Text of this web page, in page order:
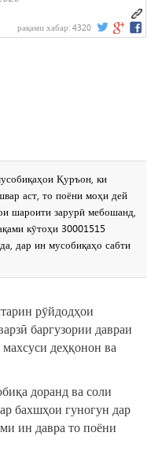
рақами хабар: 4320
Қуръон, ки
аст, то поёни моҳи дей
шароити зарурӣ мебошанд,
кӯтоҳи 30001515
дар ин мусобиқаҳо сабти
рӯйдодҳои
баргузории давраи
деҳқонон ва
доранд ва соли
бахшҳои гуногун дар
ин давра то поёни